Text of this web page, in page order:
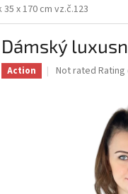
x 170 cm vz.č.123
Dámský
Action
The
Not rated